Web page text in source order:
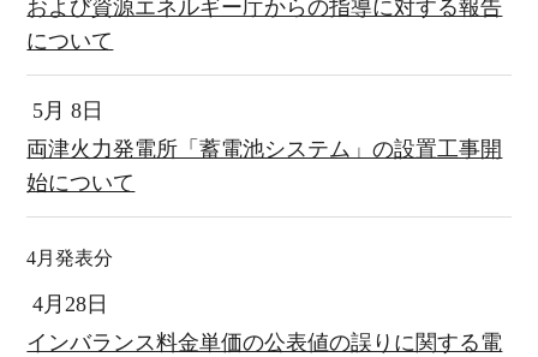
および資源エネルギー庁からの指導に対する報告
について
5月 8日
両津火力発電所「蓄電池システム」の設置工事開
始について
4月発表分
4月28日
インバランス料金単価の公表値の誤りに関する電